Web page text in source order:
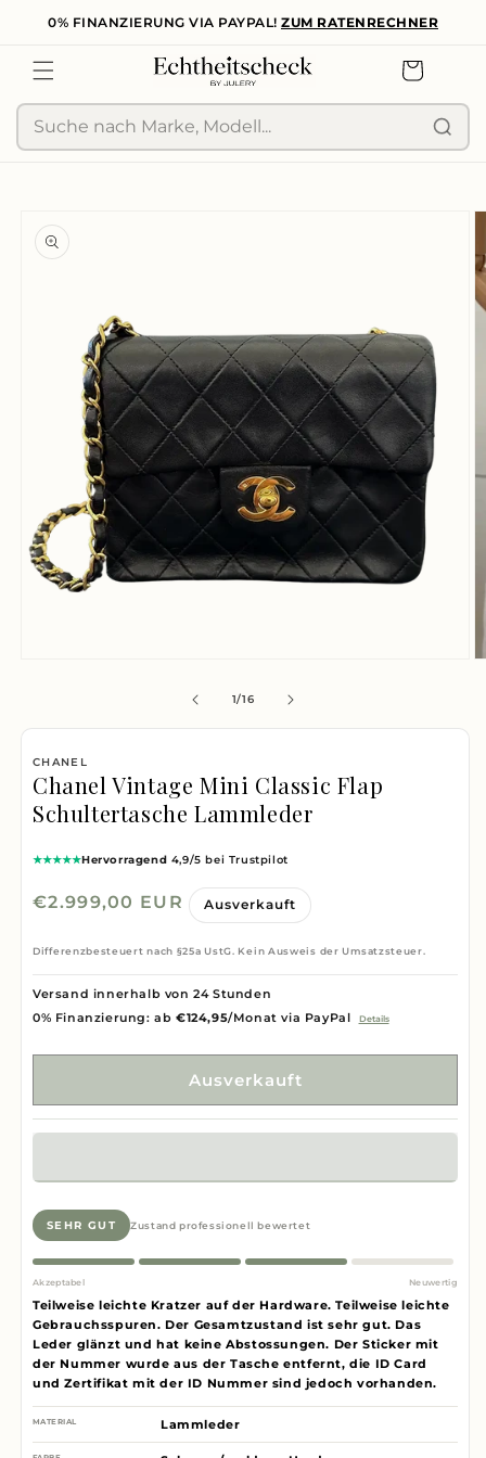
zum
0% FINANZIERUNG VIA PAYPAL! ZUM RATENRECHNER
Warenkorb
Suche
öffnen
1/von
16
CHANEL
Chanel Vintage Mini Classic Flap
Schultertasche Lammleder
★★★★★Hervorragend 4,9/5 bei Trustpilot
Normaler
€2.999,00 EUR Ausverkauft
Differenzbesteuert nach §25a UstG. Kein Ausweis der Umsatzsteuer.
Versand innerhalb von 24 Stunden
0% Finanzierung: ab €124,95/Monat via PayPal Details
Ausverkauft
SEHR GUT Zustand professionell bewertet
Akzeptabel Neuwertig
Teilweise leichte Kratzer auf der Hardware. Teilweise leichte
Gebrauchsspuren. Der Gesamtzustand ist sehr gut. Das
Leder glänzt und hat keine Abstossungen. Der Sticker mit
der Nummer wurde aus der Tasche entfernt, die ID Card
und Zertifikat mit der ID Nummer sind jedoch vorhanden.
MATERIAL Lammleder